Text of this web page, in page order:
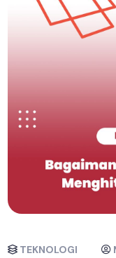
TEKNOLOGI